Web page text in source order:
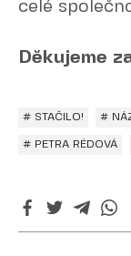
celé
Děkujeme
# STAČILO! #
# PETRA RÉDOVÁ